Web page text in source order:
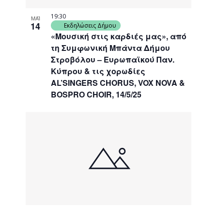
ΜΑΪ
14
«Μουσική στις καρδιές μας», από
τη Συμφωνική Μπάντα Δήμου
Στροβόλου – Ευρωπαϊκού Παν.
Κύπρου & τις χορωδίες
AL’SINGERS CHORUS, VOX NOVA &
BOSPRO CHOIR, 14/5/25
19:30
Εκδηλώσεις Δήμου